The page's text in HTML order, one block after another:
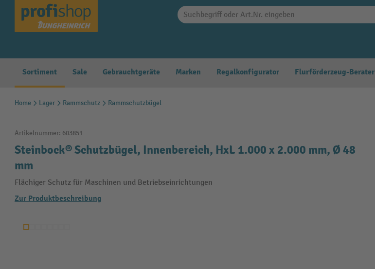
Zur Hauptnavigation springen
Sortiment Sale Gebrauchtgeräte Marken Regalkonfigurator Flurförderzeug-Berater
Home Lager Rammschutz Rammschutzbügel
Artikelnummer: 603851
Steinbock® Schutzbügel, Innenbereich, HxL 1.000 x 2.000 mm, Ø 48
mm
Flächiger Schutz für Maschinen und Betriebseinrichtungen
Zur Produktbeschreibung